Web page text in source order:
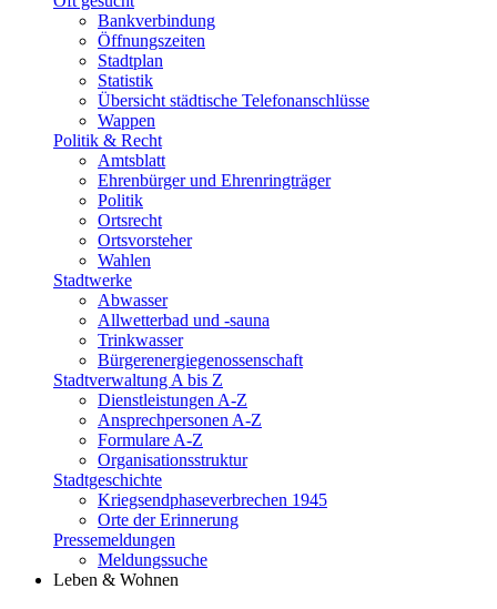
Bankverbindung
Öffnungszeiten
Stadtplan
Statistik
Übersicht städtische Telefonanschlüsse
Wappen
Politik & Recht
Amtsblatt
Ehrenbürger und Ehrenringträger
Politik
Ortsrecht
Ortsvorsteher
Wahlen
Stadtwerke
Abwasser
Allwetterbad und -sauna
Trinkwasser
Bürgerenergiegenossenschaft
Stadtverwaltung A bis Z
Dienstleistungen A-Z
Ansprechpersonen A-Z
Formulare A-Z
Organisationsstruktur
Stadtgeschichte
Kriegsendphaseverbrechen 1945
Orte der Erinnerung
Pressemeldungen
Meldungssuche
Leben & Wohnen